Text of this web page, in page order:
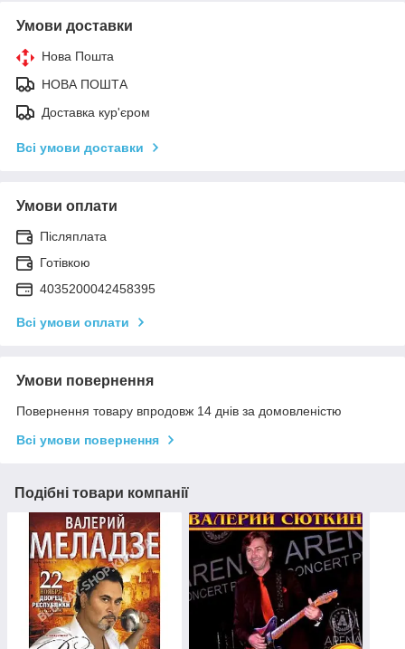
Умови доставки
Нова Пошта
НОВА ПОШТА
Доставка кур'єром
Всі умови доставки
Умови оплати
Післяплата
Готівкою
4035200042458395
Всі умови оплати
Умови повернення
Повернення товару впродовж 14 днів за домовленістю
Всі умови повернення
Подібні товари компанії